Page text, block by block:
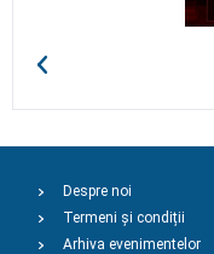
Despre noi
Termeni și condiții
Arhiva evenimentelor